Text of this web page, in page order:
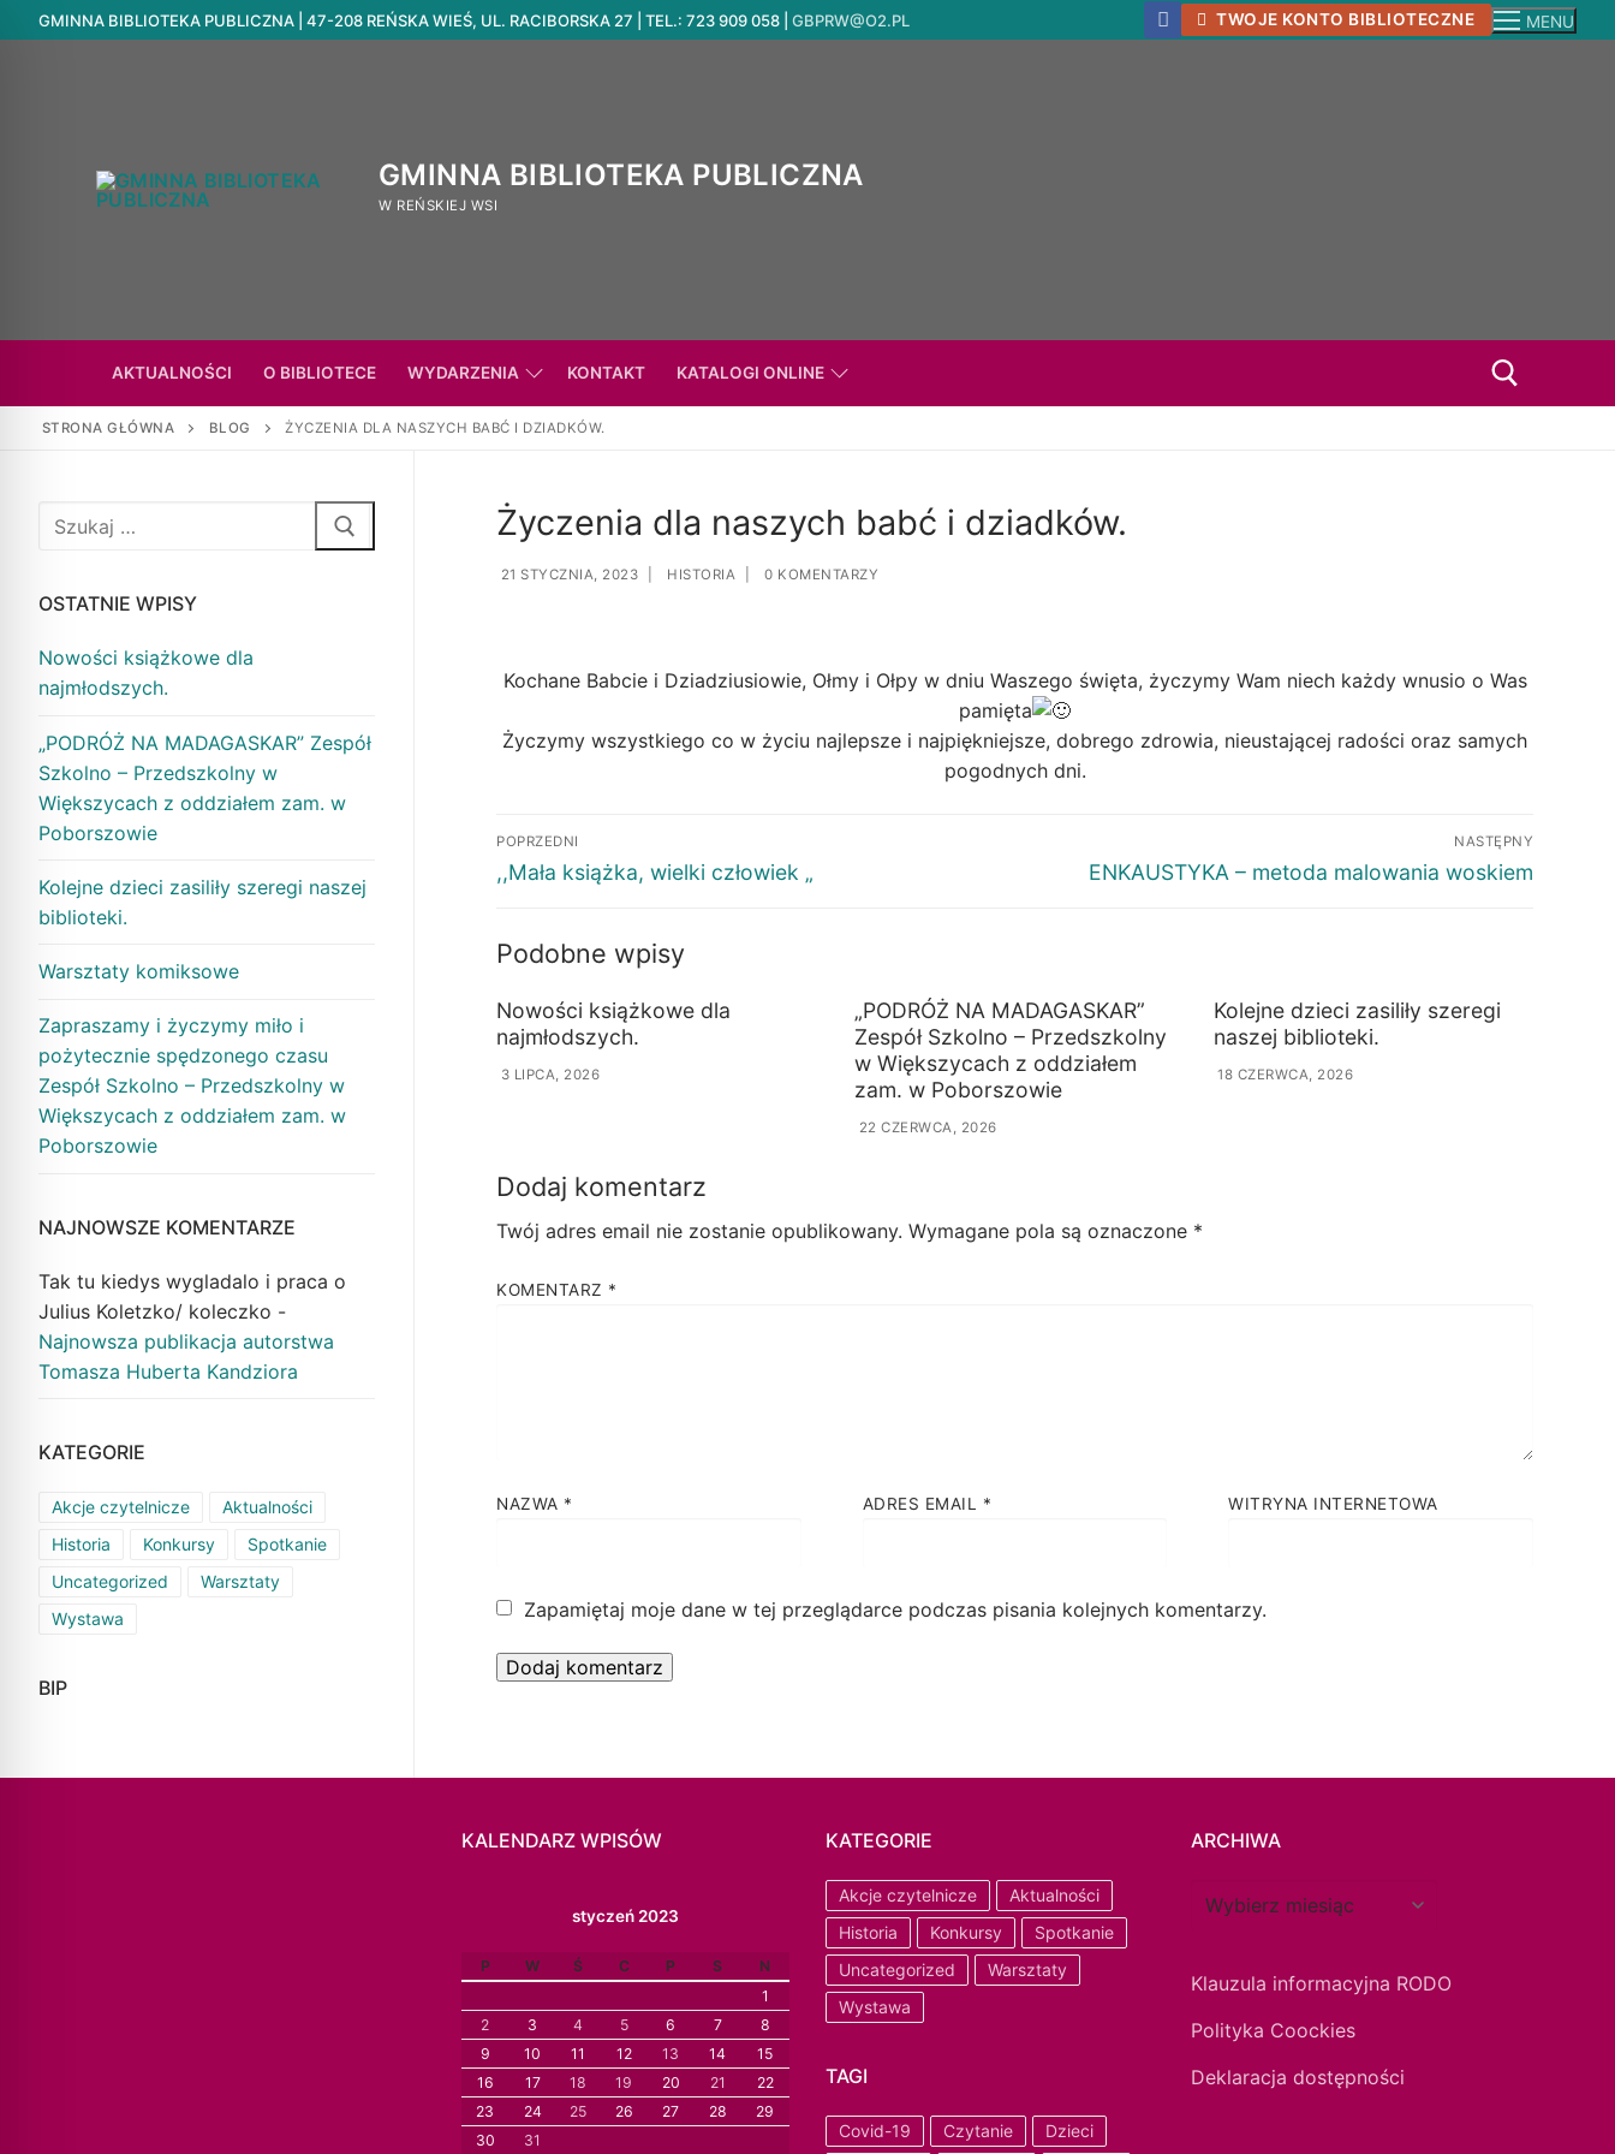
GMINNA BIBLIOTEKA PUBLICZNA | 47-208 REŃSKA WIEŚ, UL. RACIBORSKA 27 | TEL.: 723 909 058 | GBPRW@O2.PL TWOJE KONTO BIBLIOTECZNE MENU
GMINNA BIBLIOTEKA PUBLICZNA
W REŃSKIEJ WSI
AKTUALNOŚCI O BIBLIOTECE WYDARZENIA KONTAKT KATALOGI ONLINE
STRONA GŁÓWNA BLOG ŻYCZENIA DLA NASZYCH BABĆ I DZIADKÓW.
Życzenia dla naszych babć i dziadków.
21 STYCZNIA, 2023 HISTORIA 0 KOMENTARZY
Kochane Babcie i Dziadziusiowie, Ołmy i Ołpy w dniu Waszego święta, życzymy Wam niech każdy wnusio o Was
pamięta
Życzymy wszystkiego co w życiu najlepsze i najpiękniejsze, dobrego zdrowia, nieustającej radości oraz samych
pogodnych dni.
POPRZEDNI
,,Mała książka, wielki człowiek „
NASTĘPNY
ENKAUSTYKA – metoda malowania woskiem
Podobne wpisy
Nowości książkowe dla
najmłodszych.
3 LIPCA, 2026
„PODRÓŻ NA MADAGASKAR”
Zespół Szkolno – Przedszkolny
w Większycach z oddziałem
zam. w Poborszowie
22 CZERWCA, 2026
Kolejne dzieci zasiliły szeregi
naszej biblioteki.
18 CZERWCA, 2026
Dodaj komentarz
Twój adres email nie zostanie opublikowany. Wymagane pola są oznaczone *
KOMENTARZ *
NAZWA * ADRES EMAIL * WITRYNA INTERNETOWA
Zapamiętaj moje dane w tej przeglądarce podczas pisania kolejnych komentarzy.
OSTATNIE WPISY
Nowości książkowe dla
najmłodszych.
„PODRÓŻ NA MADAGASKAR” Zespół
Szkolno – Przedszkolny w
Większycach z oddziałem zam. w
Poborszowie
Kolejne dzieci zasiliły szeregi naszej
biblioteki.
Warsztaty komiksowe
Zapraszamy i życzymy miło i
pożytecznie spędzonego czasu
Zespół Szkolno – Przedszkolny w
Większycach z oddziałem zam. w
Poborszowie
NAJNOWSZE KOMENTARZE
Tak tu kiedys wygladalo i praca o
Julius Koletzko/ koleczko -
Najnowsza publikacja autorstwa
Tomasza Huberta Kandziora
KATEGORIE
Akcje czytelnicze
Aktualności
Historia
Konkursy
Spotkanie
Uncategorized
Warsztaty
Wystawa
BIP
KALENDARZ WPISÓW
styczeń 2023
P W Ś C P S
N
1
2
3 4 5 6 7
8
9
10 11 12 13 14
15
16
17 18 19 20 21
22
23
24 25 26 27 28
29
30
31
KATEGORIE
Akcje czytelnicze
Aktualności
Historia
Konkursy
Spotkanie
Uncategorized
Warsztaty
Wystawa
TAGI
Covid-19 Czytanie Dzieci
ARCHIWA
Klauzula informacyjna RODO
Polityka Coockies
Deklaracja dostępności